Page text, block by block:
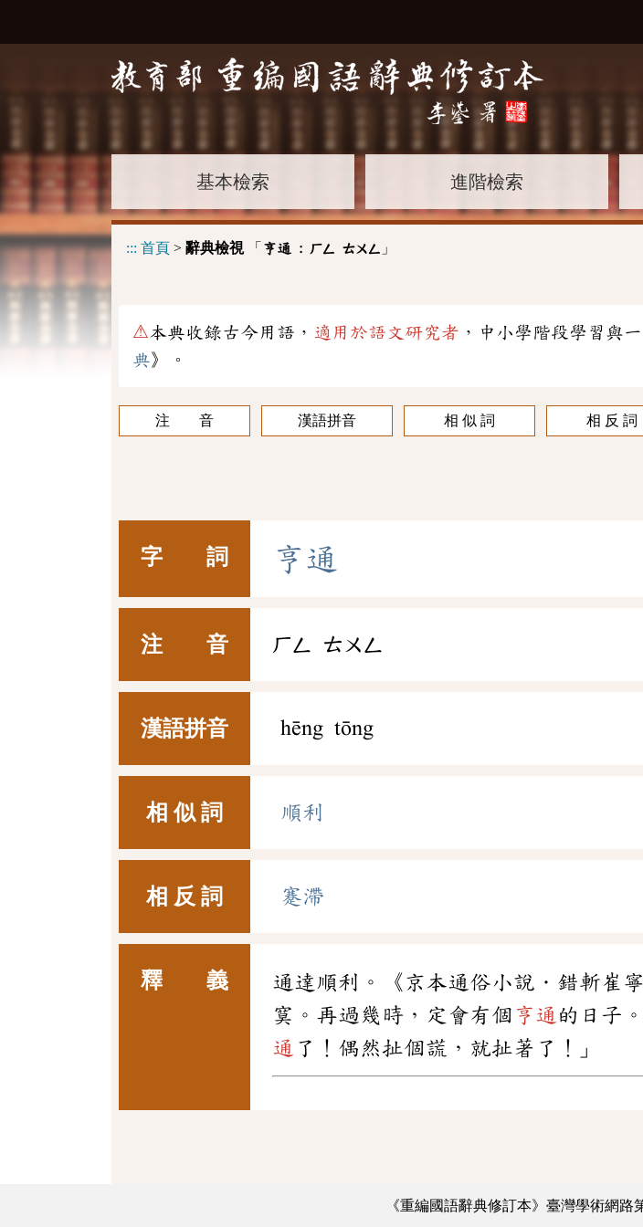
基本檢索 進階檢索
::: 首頁 > 辭典檢視「 亨通 : ㄏㄥ ㄊㄨㄥ 」
⚠本典收錄古今用語， 適用於語文研究者 ，中小學階段學習與
典》。
注 音 漢語拼音 相 似 詞 相 反 詞
字 詞 亨通
注 音 ㄏㄥ ㄊㄨㄥ
漢語拼音 hēng tōng
相 似 詞 順利
相 反 詞 蹇滯
釋 義
通達順利。《京本通俗小說．錯斬崔
寞。再過幾時，定會有個 亨通 的日子
通 了！偶然扯個謊，就扯著了！」
《重編國語辭典修訂本》臺灣學術網路